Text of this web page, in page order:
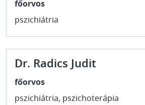
főorvos
pszichiátria
Dr. Radics Judit
főorvos
pszichiátria, pszichoterápia